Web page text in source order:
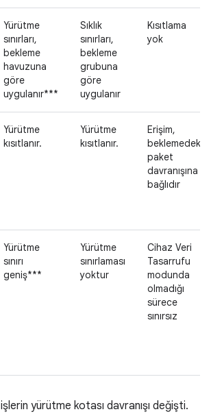
Yürütme
sınırları,
bekleme
havuzuna
göre
uygulanır***
Sıklık
sınırları,
bekleme
grubuna
göre
uygulanır
Kısıtlama
yok
Yürütme
kısıtlanır.
Yürütme
kısıtlanır.
Erişim,
beklemedeki
paket
davranışına
bağlıdır
Yürütme
sınırı
geniş***
Yürütme
sınırlaması
yoktur
Cihaz Veri
Tasarrufu
modunda
olmadığı
sürece
sınırsız
işlerin yürütme kotası davranışı değişti.